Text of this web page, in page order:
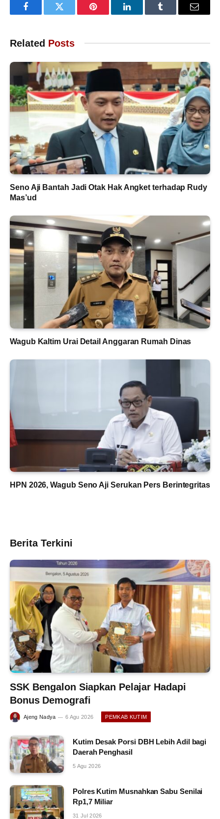
FacebookTwitter Pinterest LinkedInTumblr Email
Related Posts
Seno Aji Bantah Jadi Otak Hak Angket terhadap Rudy
Mas’ud
Wagub Kaltim Urai Detail Anggaran Rumah Dinas
HPN 2026, Wagub Seno Aji Serukan Pers Berintegritas
Berita Terkini
SSK Bengalon Siapkan Pelajar Hadapi
Bonus Demografi
Ajeng Nadya 6 Agu 2026 PEMKAB KUTIM
Kutim Desak Porsi DBH Lebih Adil bagi
Daerah Penghasil
5 Agu 2026
Polres Kutim Musnahkan Sabu Senilai
Rp1,7 Miliar
31 Jul 2026